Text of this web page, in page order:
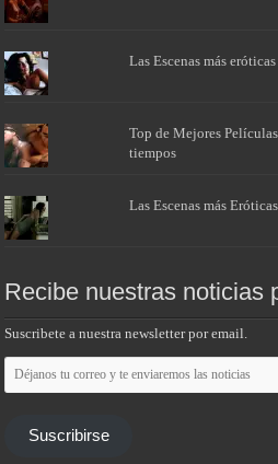
Las Escenas más
Top de Mejores
tiempos
Las Escenas más
Recibe nuestras noticias
Suscribete a nuestra newsletter por email.
Déjanos
tu
correo
Suscribirse